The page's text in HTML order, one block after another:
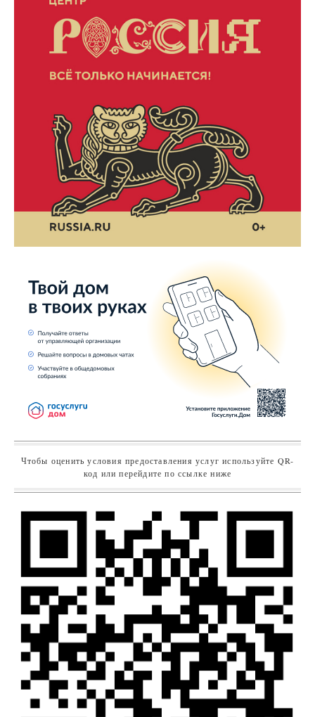
Чтобы оценить условия предоставления услуг используйте QR-
код или перейдите по ссылке ниже